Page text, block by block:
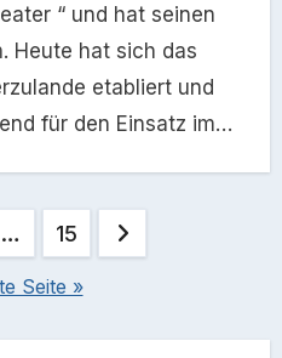
“ und hat seinen
Heute hat sich das
etabliert und
für den Einsatz im…
… 15
Seite »